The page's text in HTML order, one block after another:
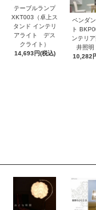
テーブルランプ
XKT003（卓上ス
タンド インテリ
アライト デス
クライト）
14,693円(税込)
ペンダ
ト
ンテリ
井照明
10,282